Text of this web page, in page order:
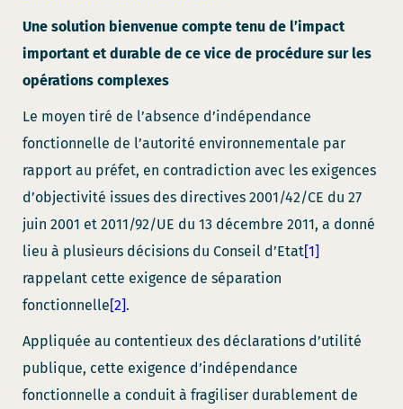
Une solution bienvenue compte tenu de l’impact
important et durable de ce vice de procédure sur les
opérations complexes
Le moyen tiré de l’absence d’indépendance
fonctionnelle de l’autorité environnementale par
rapport au préfet, en contradiction avec les exigences
d’objectivité issues des directives 2001/42/CE du 27
juin 2001 et 2011/92/UE du 13 décembre 2011, a donné
lieu à plusieurs décisions du Conseil d’Etat[1]
rappelant cette exigence de séparation
fonctionnelle[2].
Appliquée au contentieux des déclarations d’utilité
publique, cette exigence d’indépendance
fonctionnelle a conduit à fragiliser durablement de